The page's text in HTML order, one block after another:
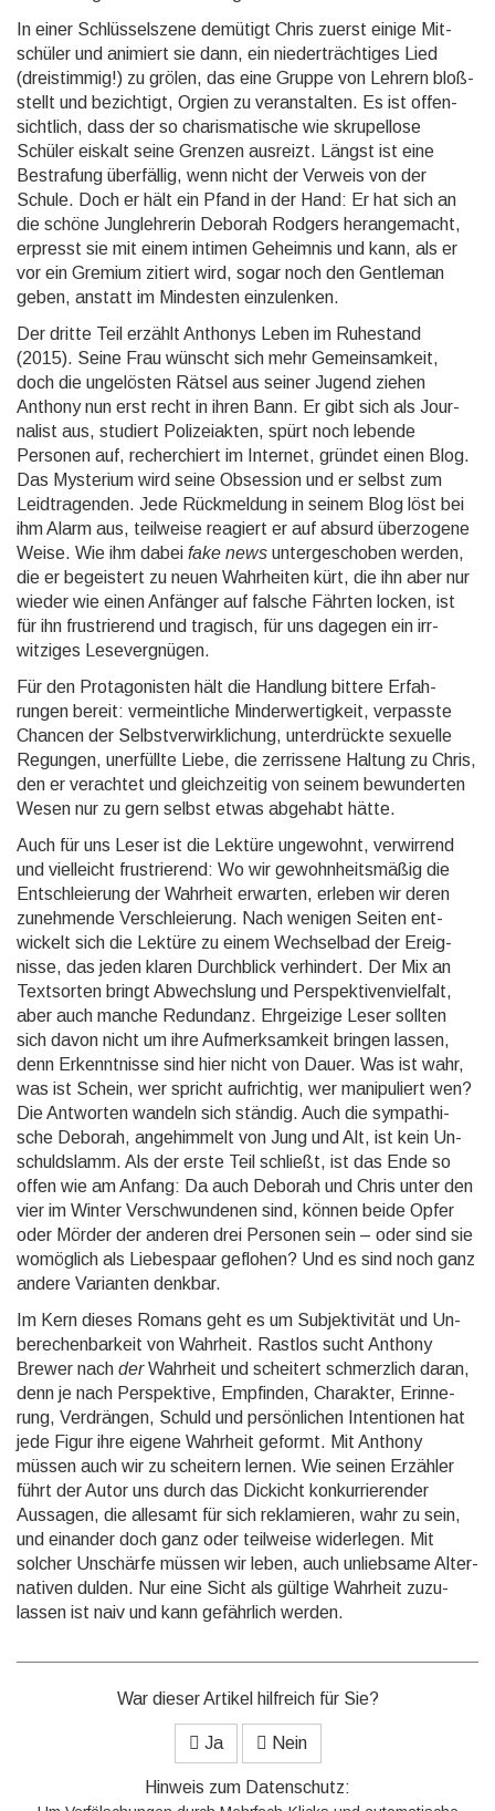
In einer Schlüsselszene demütigt Chris zuerst einige Mit­
schüler und animiert sie dann, ein nieder­träch­tiges Lied
(drei­stimmig!) zu grölen, das eine Gruppe von Lehrern bloß­
stellt und bezich­tigt, Orgien zu veran­stalten. Es ist offen­
sichtlich, dass der so charisma­tische wie skrupel­lose
Schüler eiskalt seine Grenzen ausreizt. Längst ist eine
Bestra­fung über­fällig, wenn nicht der Verweis von der
Schule. Doch er hält ein Pfand in der Hand: Er hat sich an
die schöne Jung­lehrerin Deborah Rodgers heran­gemacht,
erpresst sie mit einem intimen Geheimnis und kann, als er
vor ein Gremium zitiert wird, sogar noch den Gentleman
geben, anstatt im Mindesten einzu­lenken.
Der dritte Teil erzählt Anthonys Leben im Ruhestand
(2015). Seine Frau wünscht sich mehr Gemein­samkeit,
doch die unge­lösten Rätsel aus seiner Jugend ziehen
Anthony nun erst recht in ihren Bann. Er gibt sich als Jour­
nalist aus, studiert Polizei­akten, spürt noch lebende
Personen auf, recher­chiert im Internet, gründet einen Blog.
Das Mysterium wird seine Obsession und er selbst zum
Leid­tragen­den. Jede Rück­meldung in seinem Blog löst bei
ihm Alarm aus, teilweise reagiert er auf absurd über­zogene
Weise. Wie ihm dabei fake news unterge­schoben werden,
die er begeis­tert zu neuen Wahr­heiten kürt, die ihn aber nur
wieder wie einen Anfänger auf falsche Fährten locken, ist
für ihn frustrie­rend und tragisch, für uns dagegen ein irr­
witziges Lese­ver­gnügen.
Für den Protagonisten hält die Handlung bittere Erfah­
rungen bereit: ver­meint­liche Minder­wertig­keit, verpasste
Chancen der Selbst­ver­wirk­lichung, unter­drückte sexuelle
Regungen, uner­füllte Liebe, die zerris­sene Haltung zu Chris,
den er verachtet und gleich­zeitig von seinem bewun­derten
Wesen nur zu gern selbst etwas abgehabt hätte.
Auch für uns Leser ist die Lektüre ungewohnt, verwir­rend
und viel­leicht frus­trierend: Wo wir gewohn­heits­mäßig die
Ent­schleie­rung der Wahrheit erwarten, erleben wir deren
zuneh­mende Ver­schleie­rung. Nach wenigen Seiten ent­
wickelt sich die Lektüre zu einem Wechsel­bad der Ereig­
nisse, das jeden klaren Durch­blick ver­hindert. Der Mix an
Text­sorten bringt Abwechs­lung und Per­spektiven­vielfalt,
aber auch manche Redundanz. Ehr­geizige Leser sollten
sich davon nicht um ihre Auf­merk­samkeit bringen lassen,
denn Er­kennt­nisse sind hier nicht von Dauer. Was ist wahr,
was ist Schein, wer spricht auf­richtig, wer mani­puliert wen?
Die Antworten wandeln sich ständig. Auch die sym­pathi­
sche Deborah, ange­himmelt von Jung und Alt, ist kein Un­
schulds­lamm. Als der erste Teil schließt, ist das Ende so
offen wie am Anfang: Da auch Deborah und Chris unter den
vier im Winter Ver­schwun­denen sind, können beide Opfer
oder Mörder der anderen drei Personen sein – oder sind sie
womög­lich als Liebes­paar geflohen? Und es sind noch ganz
andere Varianten denk­bar.
Im Kern dieses Romans geht es um Subjek­tivität und Un­
be­re­chen­barkeit von Wahrheit. Rastlos sucht Anthony
Brewer nach derWahrheit und scheitert schmerz­lich daran,
denn je nach Per­spek­tive, Empfinden, Charakter, Erinne­
rung, Ver­drängen, Schuld und persön­lichen Inten­tionen hat
jede Figur ihre eigene Wahrheit geformt. Mit Anthony
müssen auch wir zu scheitern lernen. Wie seinen Erzähler
führt der Autor uns durch das Dickicht kon­kurrie­render
Aussagen, die allesamt für sich rekla­mieren, wahr zu sein,
und einander doch ganz oder teilweise wider­legen. Mit
solcher Unschärfe müssen wir leben, auch unlieb­same Alter­
nativen dulden. Nur eine Sicht als gültige Wahrheit zuzu­
lassen ist naiv und kann ge­fähr­lich werden.
War dieser Artikel hilfreich für Sie?
Ja Nein
Hinweis zum Datenschutz: